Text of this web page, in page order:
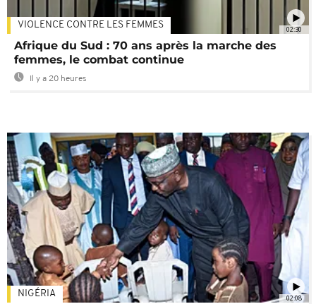
02:30
VIOLENCE CONTRE LES FEMMES
Afrique du Sud : 70 ans après la marche des
femmes, le combat continue
Il y a 20 heures
02:08
NIGÉRIA